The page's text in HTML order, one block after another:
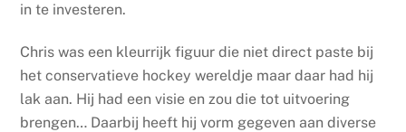
in te investeren.
Chris was een kleurrijk figuur die niet direct paste bij
het conservatieve hockey wereldje maar daar had hij
lak aan. Hij had een visie en zou die tot uitvoering
brengen… Daarbij heeft hij vorm gegeven aan diverse